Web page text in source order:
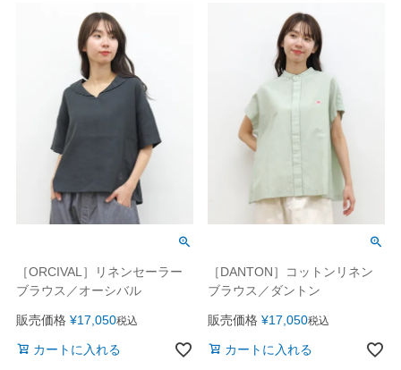
［ORCIVAL］リネンセーラー
ブラウス／オーシバル
販売価格 ¥17,050税込
カートに入れる
［DANTON］コットンリネン
ブラウス／ダントン
販売価格 ¥17,050税込
カートに入れる